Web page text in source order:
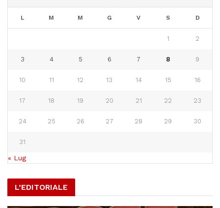
L M M G V S D
1 2
3 4 5 6 7 8 9
10 11 12 13 14 15 16
17 18 19 20 21 22 23
24 25 26 27 28 29 30
31
« Lug
L’EDITORIALE